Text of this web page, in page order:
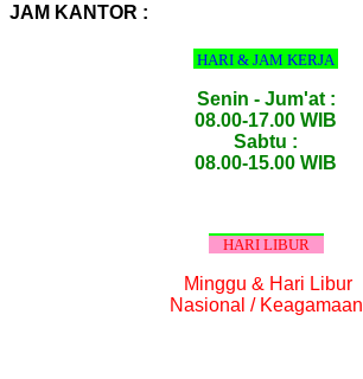
JAM KANTOR :
HARI & JAM KERJA
Senin - Jum'at :
08.00-17.00 WIB
Sabtu :
08.00-15.00 WIB
HARI LIBUR
Minggu & Hari Libur
Nasional / Keagamaan